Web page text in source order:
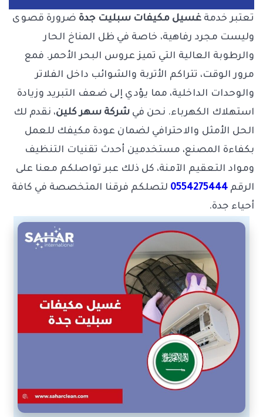
تعتبر خدمة غسيل مكيفات سبليت جدة ضرورة قصوى
وليست مجرد رفاهية، خاصة في ظل المناخ الحار
والرطوبة العالية التي تميز عروس البحر الأحمر. فمع
مرور الوقت، تتراكم الأتربة والشوائب داخل الفلاتر
والوحدات الداخلية، مما يؤدي إلى ضعف التبريد وزيادة
استهلاك الكهرباء. نحن في شركة سهر كلين، نقدم لك
الحل الأمثل والاحترافي لضمان عودة مكيفك للعمل
بكفاءة المصنع، مستخدمين أحدث تقنيات التنظيف
ومواد التعقيم الآمنة، كل ذلك عبر تواصلكم معنا على
الرقم 0554275444 لتصلكم فرقنا المتخصصة في كافة
أحياء جدة.